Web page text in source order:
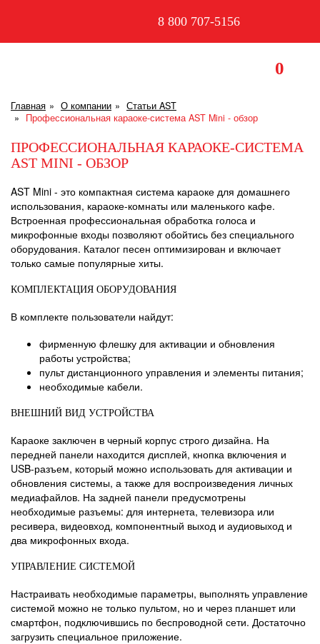
8 800 707-5156
0
Главная О компании
Статьи AST
Профессиональная караоке-система AST Mini - обзор
ПРОФЕССИОНАЛЬНАЯ КАРАОКЕ-СИСТЕМА
AST MINI - ОБЗОР
AST Mini - это компактная система караоке для домашнего
использования, караоке-комнаты или маленького кафе.
Встроенная профессиональная обработка голоса и
микрофонные входы позволяют обойтись без специального
оборудования. Каталог песен оптимизирован и включает
только самые популярные хиты.
КОМПЛЕКТАЦИЯ ОБОРУДОВАНИЯ
В комплекте пользователи найдут:
фирменную флешку для активации и обновления
работы устройства;
пульт дистанционного управления и элементы питания;
необходимые кабели.
ВНЕШНИЙ ВИД УСТРОЙСТВА
Караоке заключен в черный корпус строго дизайна. На
передней панели находится дисплей, кнопка включения и
USB-разъем, который можно использовать для активации и
обновления системы, а также для воспроизведения личных
медиафайлов. На задней панели предусмотрены
необходимые разъемы: для интернета, телевизора или
ресивера, видеовход, компонентный выход и аудиовыход и
два микрофонных входа.
УПРАВЛЕНИЕ СИСТЕМОЙ
Настраивать необходимые параметры, выполнять управление
системой можно не только пультом, но и через планшет или
смартфон, подключившись по беспроводной сети. Достаточно
загрузить специальное приложение.